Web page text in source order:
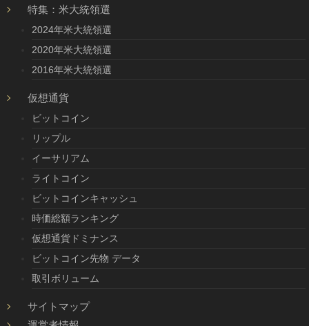
特集：米大統領選
2024年米大統領選
2020年米大統領選
2016年米大統領選
仮想通貨
ビットコイン
リップル
イーサリアム
ライトコイン
ビットコインキャッシュ
時価総額ランキング
仮想通貨ドミナンス
ビットコイン先物 データ
取引ボリューム
サイトマップ